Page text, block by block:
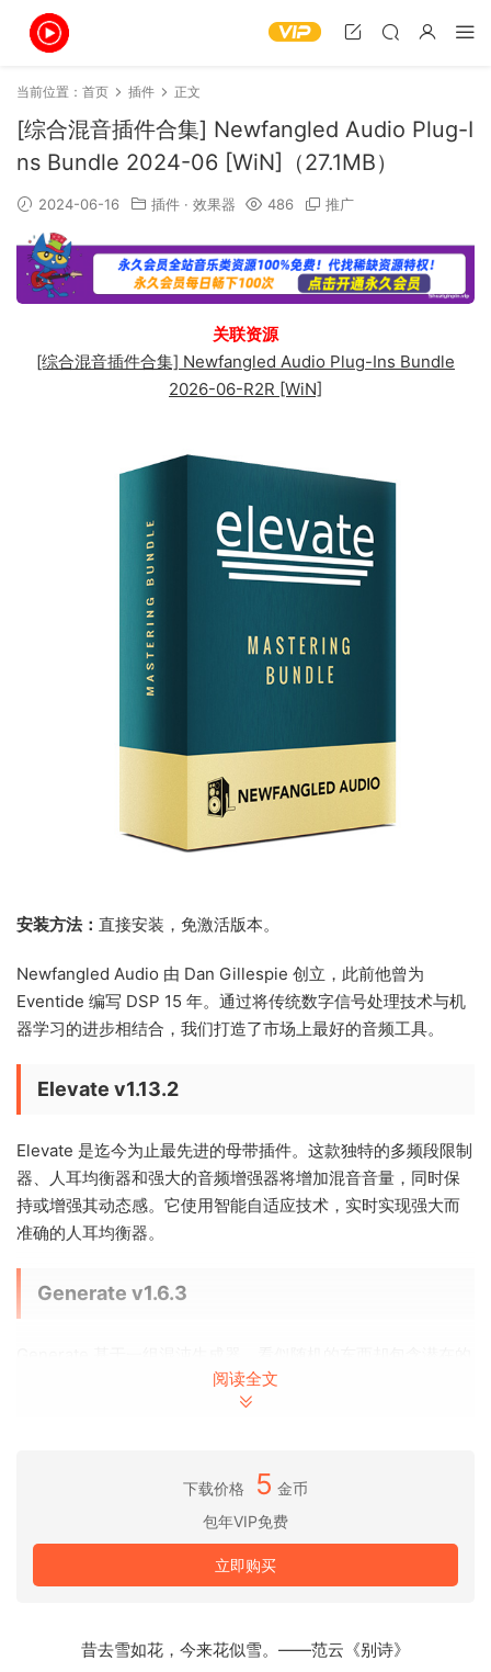
当前位置： 首页 插件 正文
[综合混音插件合集] Newfangled Audio Plug-I
ns Bundle 2024-06 [WiN]（27.1MB）
2024-06-16 插件 · 效果器 486 推广
关联资源
[综合混音插件合集] Newfangled Audio Plug-Ins Bundle
2026-06-R2R [WiN]
安装方法： 直接安装，免激活版本。
Newfangled Audio 由 Dan Gillespie 创立，此前他曾为
Eventide 编写 DSP 15 年。通过将传统数字信号处理技术与机
器学习的进步相结合，我们打造了市场上最好的音频工具。
Elevate v1.13.2
Elevate 是迄今为止最先进的母带插件。这款独特的多频段限制
器、人耳均衡器和强大的音频增强器将增加混音音量，同时保
持或增强其动态感。它使用智能自适应技术，实时实现强大而
准确的人耳均衡器。
Generate v1.6.3
模式、互联性、恒定反馈循环、重复、自相似性、分形和自组
并创建一个可以从正弦波无缝过渡到完全混沌的振荡器，其中
有大量区域可供探索。创建的音乐纹理包括失真、谐波、垃圾
摇滚、静电和噪音。所有这些都可以可预测或不可预测地进行
阅读全文
下载价格 5 金币
包年VIP免费
立即购买
昔去雪如花，今来花似雪。——范云《别诗》